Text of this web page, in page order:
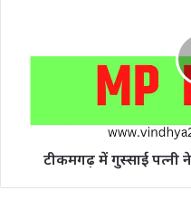
टीकमगढ़ में गुस्साई पत्नी ने